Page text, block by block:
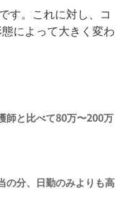
す。これに対し、コ
によって大きく変わ
師と比べて80万〜200万
の分、日勤のみよりも高